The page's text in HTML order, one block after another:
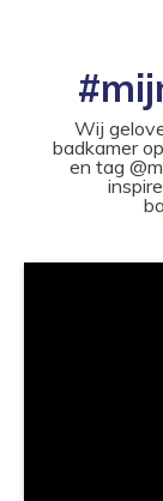
Wij
badkamer
en tag